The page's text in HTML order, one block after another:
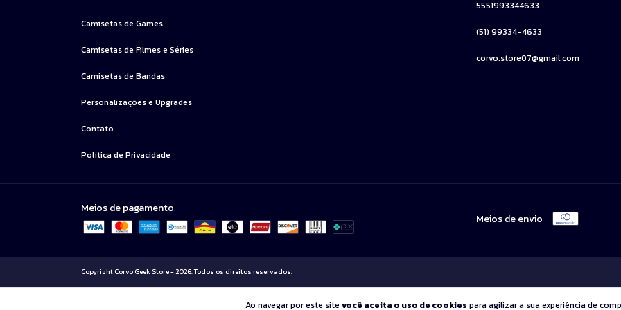
Ao navegar por este site você aceita o uso de cookies para agilizar a sua experiência de
Camisetas de Games
Camisetas de Filmes e Séries
Camisetas de Bandas
Personalizações e Upgrades
Contato
Política de Privacidade
5551993344633
(51) 99334-4633
corvo.store07@gmail.com
Meios de pagamento
Meios de envio
Copyright Corvo Geek Store - 2026. Todos os direitos reservados.